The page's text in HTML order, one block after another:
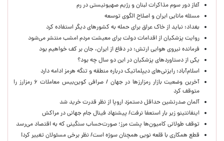
آغاز دور سوم مذاکرات لبنان و رژیم صهیونیستی در رم
مسئله مانایی ایران و اصلاح الگوی توسعه
بغداد: نباید از خاک عراق برای حمله به کشورهای دیگر استفاده کرد
روایت پزشکیان از اقدامات دولت برای معیشت مردم امشب منتشر می‌شود
فرمانده نیروی هوایی ارتش: در دفاع از ایران، جان بر کف خواهیم بود
یکی از دستاوردهای پزشکیان در این دو سال چه بود؟
اسلام‌آباد: رایزنی‌های دیپلماتیک درباره منطقه و تنگه هرمز ادامه دارد
آخرین وضعیت بازار رمزارزها در جهان / صرافی کوین‌بیس معاملات ۶ رمزارز را
متوقف کرد
آلمان صدرنشین حداقل دستمزد اروپا از نظر قدرت خرید شد
اینفانتینو زیر بار استعفا نرفت/ پیشنهاد فینال جام جهانی در مراکش
توقف طولانی کامیون‌ها پشت مرز؛ صورت‌حساب سنگینی که به اقتصاد می‌رسد
قطع همکاری با قلعه نویی همچنان سوژه است/ نظر برخی مسئولان تغییر کرد!